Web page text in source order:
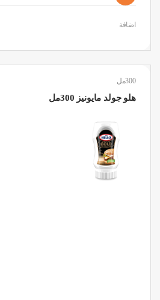
اضافة
300مل
هلو جولد مايونيز 300مل